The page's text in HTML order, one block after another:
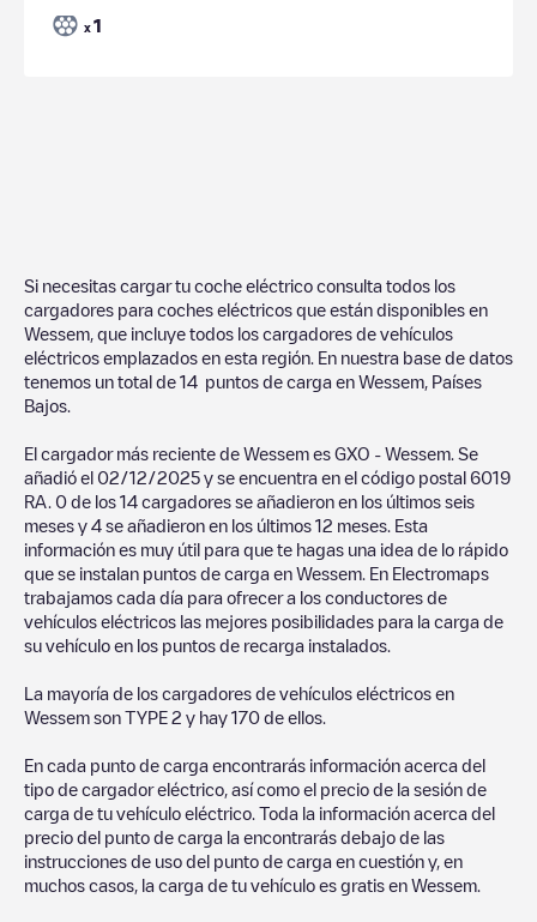
x 1
Si necesitas cargar tu coche eléctrico consulta todos los
cargadores para coches eléctricos que están disponibles en
Wessem , que incluye todos los cargadores de vehículos
eléctricos emplazados en esta región. En nuestra base de datos
tenemos un total de 14 puntos de carga en Wessem Países
Bajos
El cargador más reciente de Wessem es GXO - Wessem . Se
añadió el 02/12/2025 y se encuentra en el código postal 6019
RA
0 de los 14 cargadores se añadieron en los últimos seis
meses y 4 se añadieron en los últimos 12 meses. Esta
información es muy útil para que te hagas una idea de lo rápido
que se instalan puntos de carga en Wessem . En Electromaps
trabajamos cada día para ofrecer a los conductores de
vehículos eléctricos las mejores posibilidades para la carga de
su vehículo en los puntos de recarga instalados.
La mayoría de los cargadores de vehículos eléctricos en
Wessem son TYPE 2 y hay 170 de ellos.
En cada punto de carga encontrarás información acerca del
tipo de cargador eléctrico, así como el precio de la sesión de
carga de tu vehículo eléctrico. Toda la información acerca del
precio del punto de carga la encontrarás debajo de las
instrucciones de uso del punto de carga en cuestión y, en
muchos casos, la carga de tu vehículo es gratis en Wessem